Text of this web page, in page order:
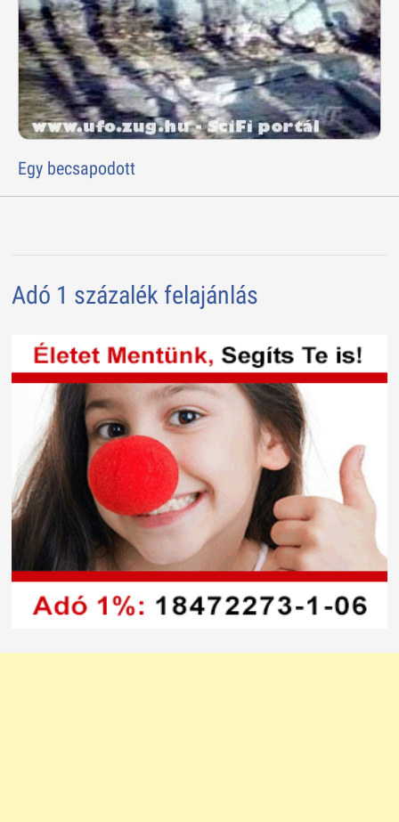
Egy becsapodott
Adó 1 százalék felajánlás